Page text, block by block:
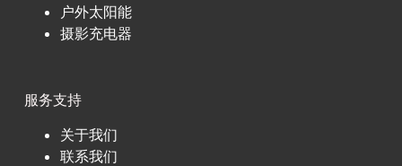
户外太阳能
摄影充电器
服务支持
关于我们
联系我们